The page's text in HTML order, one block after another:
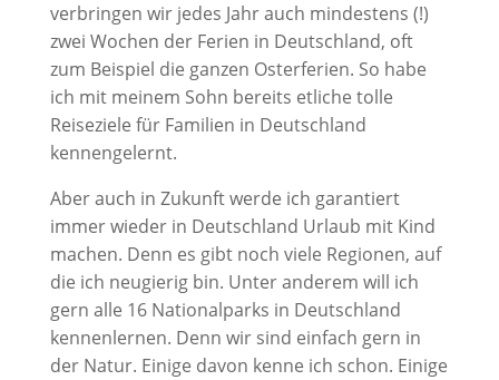
verbringen wir jedes Jahr auch mindestens (!)
zwei Wochen der Ferien in Deutschland, oft
zum Beispiel die ganzen Osterferien. So habe
ich mit meinem Sohn bereits etliche tolle
Reiseziele für Familien in Deutschland
kennengelernt.
Aber auch in Zukunft werde ich garantiert
immer wieder in Deutschland Urlaub mit Kind
machen. Denn es gibt noch viele Regionen, auf
die ich neugierig bin. Unter anderem will ich
gern alle 16 Nationalparks in Deutschland
kennenlernen. Denn wir sind einfach gern in
der Natur. Einige davon kenne ich schon. Einige